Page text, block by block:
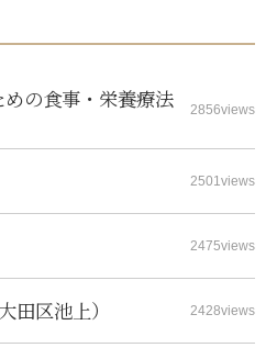
の食事・栄養療法
2856views
2501views
2475views
田区池上） 2428views